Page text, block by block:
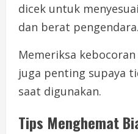
dicek untuk
dan berat pengendara.
Memeriksa
juga penting supaya
saat digunakan.
Tips Menghemat